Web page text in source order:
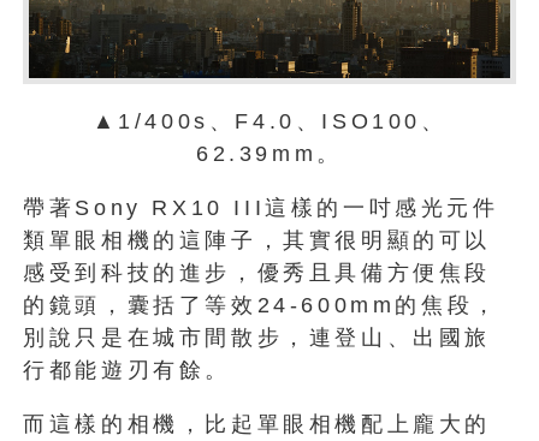
▲1/400s、F4.0、ISO100、
62.39mm。
帶著Sony RX10 III這樣的一吋感光元件
類單眼相機的這陣子，其實很明顯的可以
感受到科技的進步，優秀且具備方便焦段
的鏡頭，囊括了等效24-600mm的焦段，
別說只是在城市間散步，連登山、出國旅
行都能遊刃有餘。
而這樣的相機，比起單眼相機配上龐大的